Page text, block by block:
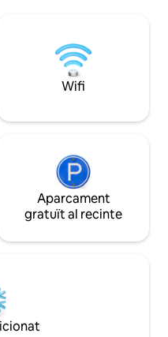
i
ideal
ha 2 llacs de
peu. Els que aprecien la natura i la
tranquil·litat els
Wifi
Aparcament
gratuït al recinte